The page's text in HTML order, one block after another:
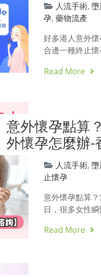
人流手術,
孕,藥物流產
好多港人意外
合邊一種終止
Read More
意外懷孕點算
外懷孕怎麼辦-
人流手術,
止懷孕
意外懷孕點算
日，很多女性
Read More